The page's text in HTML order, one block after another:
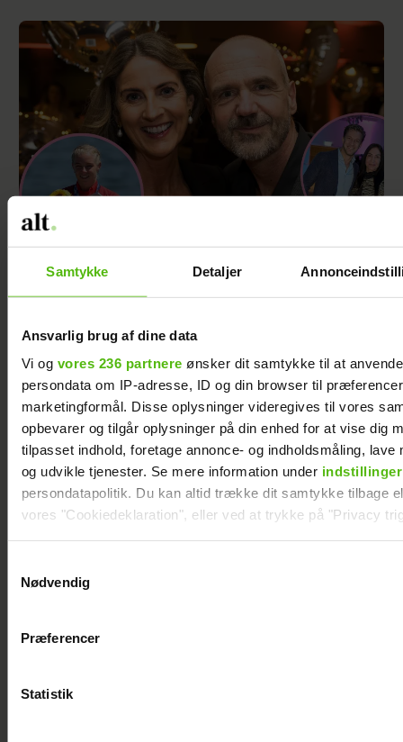
Samtykke Detaljer
Ansvarlig brug af dine data
Vi og vores 236 partnere ønsker dit samtykke til at
persondata om IP-adresse, ID og din browser til
marketingformål. Disse oplysninger videregives til vores
opbevarer og tilgår oplysninger på din enhed for at vise dig
tilpasset indhold, foretage annonce- og indholdsmåling, lave
og udvikle tjenester. Se mere information under indstillinger
persondatapolitik. Du kan altid trække dit samtykke tilbage
vores "Cookiedeklaration", eller ved at trykke på "Privacy
Vi anvender egne cookies og cookies fra tredjeparter til at
generere statistik og huske dine præferencer samt til brug
Nødvendig
Præferencer
Statistik
Her er alle de kendte deltagere i årets
“Robinson”
Ny deltager i “Robinson”: Her er hendes